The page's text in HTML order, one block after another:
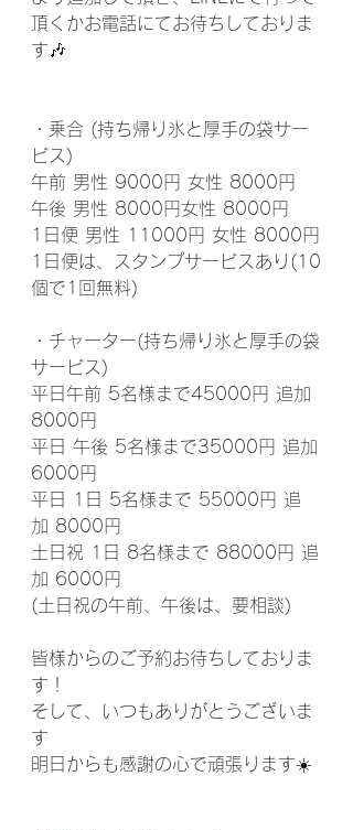
頂くかお電話にてお待ちしておりま
す🎶
・乗合 (持ち帰り氷と厚手の袋サー
ビス)
午前 男性 9000円 女性 8000円
午後 男性 8000円女性 8000円
1日便 男性 11000円 女性 8000円
1日便は、スタンプサービスあり(10
個で1回無料)
・チャーター(持ち帰り氷と厚手の袋
サービス)
平日午前 5名様まで45000円 追加
8000円
平日 午後 5名様まで35000円 追加
6000円
平日 1日 5名様まで 55000円 追
加 8000円
土日祝 1日 8名様まで 88000円 追
加 6000円
(土日祝の午前、午後は、要相談)
皆様からのご予約お待ちしておりま
す！
そして、いつもありがとうございま
す
明日からも感謝の心で頑張ります☀️